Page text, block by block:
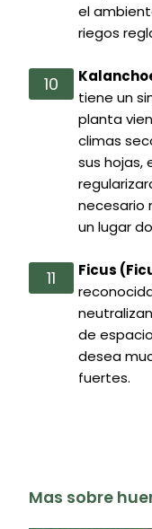
el
riegos
tiene un
planta
climas
sus hojas,
necesario
un lugar
Ficus
de
desea
fuertes.
Mas sobre